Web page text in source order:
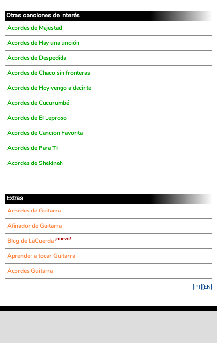
Otras canciones de interés
Acordes de Majestad
Acordes de Hay una unción
Acordes de Despedida
Acordes de Chaco sin fronteras
Acordes de Hoy vengo a decirte
Acordes de Cucurumbé
Acordes de El Leproso
Acordes de Canción Favorita
Acordes de Para Ti
Acordes de Shekinah
Extras
Acordes de Guitarra
Afinador de Guitarra
Blog de LaCuerda ¡nuevo!
Aprender a tocar Guitarra
Acordes Guitarra
[EN]
[PT]